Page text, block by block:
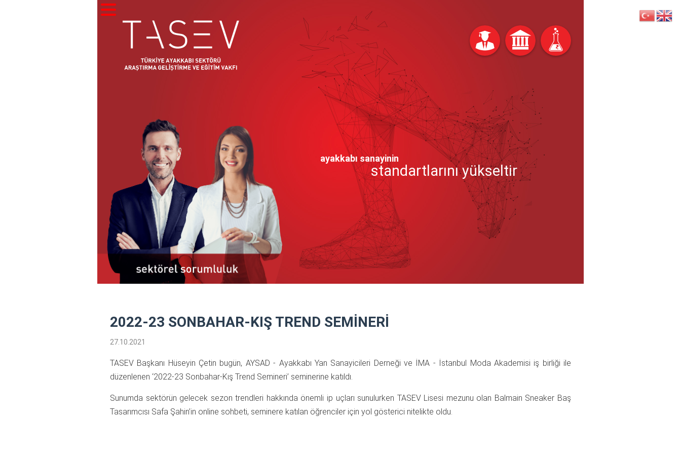
ayakkabı sanayinin
standartlarını yükseltir
2022-23 SONBAHAR-KIŞ TREND SEMİNERİ
27.10.2021
TASEV Başkanı Hüseyin Çetin bugün, AYSAD - Ayakkabı Yan Sanayicileri Derneği ve İMA - İstanbul Moda Akademisi iş birliği ile
düzenlenen ‘2022-23 Sonbahar-Kış Trend Semineri’ seminerine katıldı.
Sunumda sektörün gelecek sezon trendleri hakkında önemli ip uçları sunulurken TASEV Lisesi mezunu olan Balmain Sneaker Baş
Tasarımcısı Safa Şahin’in online sohbeti, seminere katılan öğrenciler için yol gösterici nitelikte oldu.